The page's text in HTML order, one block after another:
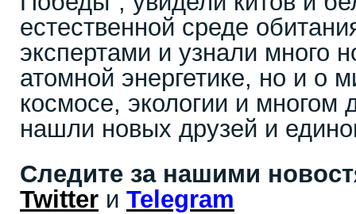
естественной среде
экспертами и узнали много
атомной энергетике, но и о
космосе, экологии и многом
нашли новых друзей и
Следите за нашими
Twitter и Telegram